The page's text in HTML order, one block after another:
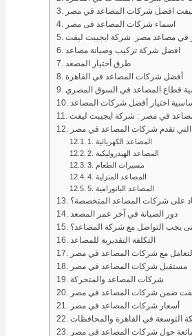
ليفت افضل شركات المصاعد في مصر
اسماء شركات المصاعد فى مصر
في مصاعد مصر شركة ايجيبت ليفت
افضل شركة تركيب وصيانة مصاعد
أفضل شركات المصاعد في القاهرة
قطاع المصاعد في السوق المصري
اختيار أفضل شركات المصاعد
في مصر : شركة ايجيبت ليفت
التي تقدم شركات المصاعد في مصر
1. المصاعد الكهربائية
2. المصاعد الهيدروليكية
3. مسيرات الطعام
4. المصاعد المنزلية
5. المصاعد البانورامية
على شركات المصاعد المتخصصة؟
دور الصيانة في آخر عمر المصعد
يجب التواصل مع شركة المصاعد؟
التكلفة التقديرية للمصاعد
التعامل مع شركات المصاعد في مصر
مستقبل شركات المصاعد في مصر
ضمن شركات المصاعد في مصر
أسعار شركات المصاعد في مصر
التوسعة في القاهرة والمحافظات